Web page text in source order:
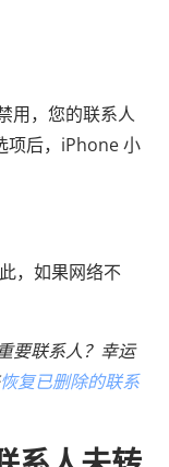
用，您的联系人
项后，iPhone 小
，如果网络不
要联系人？幸运
恢复已删除的联系